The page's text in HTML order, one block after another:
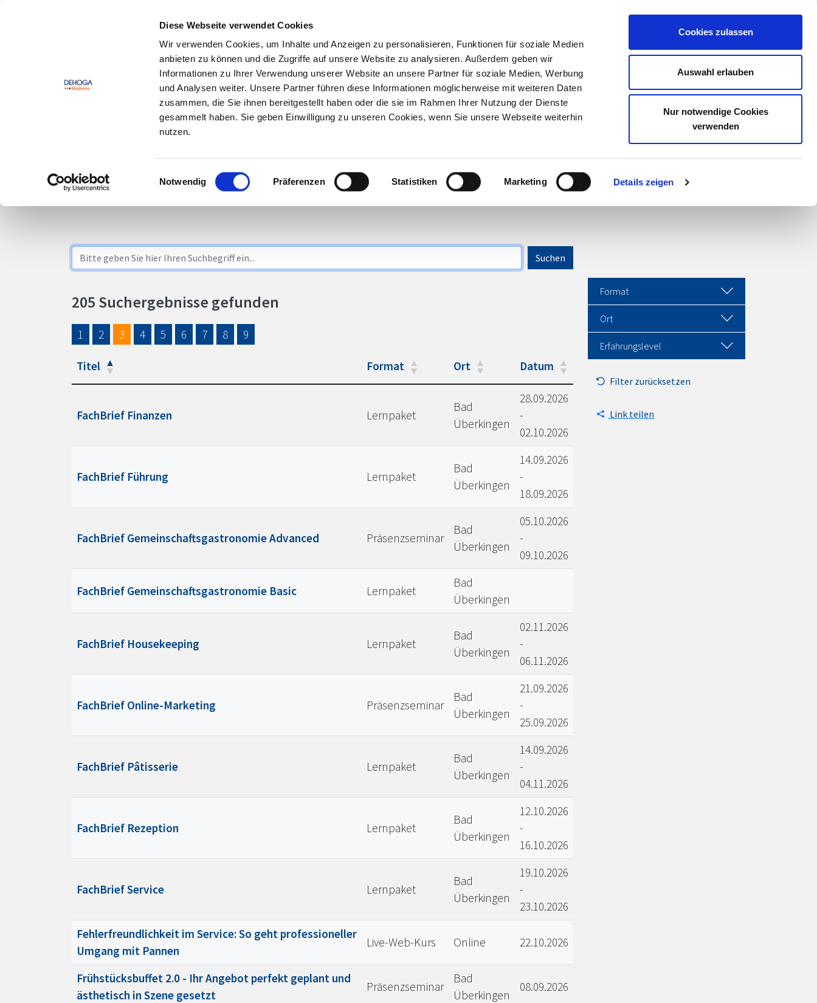
Diese Webseite verwendet Cookies
Wir verwenden Cookies, um Inhalte und Anzeigen zu personalisieren, Funktionen für soziale Medien
anbieten zu können und die Zugriffe auf unsere Website zu analysieren. Außerdem geben wir
Informationen zu Ihrer Verwendung unserer Website an unsere Partner für soziale Medien, Werbung
und Analysen weiter. Unsere Partner führen diese Informationen möglicherweise mit weiteren Daten
zusammen, die Sie ihnen bereitgestellt haben oder die sie im Rahmen Ihrer Nutzung der Dienste
gesammelt haben. Sie geben Einwilligung zu unseren Cookies, wenn Sie unsere Webseite weiterhin
nutzen.
Einwilligungsauswahl
Notwendig Präferenzen Statistiken Marketing Details zeigen
Cookies zulassen
Auswahl erlauben
Nur notwendige Cookies
verwenden
DEHOGA
Lernwelt
Offene
Seminare
Inhouse-
Trainings
Ausbildungs-
begleitung
Kostenfreie
Beratung
Format
Ort
Erfahrungslevel
Filter zurücksetzen
Link teilen
205 Suchergebnisse gefunden
1 2 3 4 5 6 7 8 9
Titel Format Ort Datum
FachBrief Finanzen Lernpaket
Bad
Überkingen
28.09.2026
-
02.10.2026
FachBrief Führung Lernpaket
Bad
Überkingen
14.09.2026
-
18.09.2026
FachBrief Gemeinschaftsgastronomie Advanced Präsenzseminar
Bad
Überkingen
05.10.2026
-
09.10.2026
FachBrief Gemeinschaftsgastronomie Basic Lernpaket
Bad
Überkingen
FachBrief Housekeeping Lernpaket
Bad
Überkingen
02.11.2026
-
06.11.2026
FachBrief Online-Marketing Präsenzseminar
Bad
Überkingen
21.09.2026
-
25.09.2026
FachBrief Pâtisserie Lernpaket
Bad
Überkingen
14.09.2026
-
04.11.2026
FachBrief Rezeption Lernpaket
Bad
Überkingen
12.10.2026
-
16.10.2026
FachBrief Service Lernpaket
Bad
Überkingen
19.10.2026
-
23.10.2026
Fehlerfreundlichkeit im Service: So geht professioneller
Umgang mit Pannen
Live-Web-Kurs Online 22.10.2026
Frühstücksbuffet 2.0 - Ihr Angebot perfekt geplant und
ästhetisch in Szene gesetzt
Präsenzseminar
Bad
Überkingen
08.09.2026